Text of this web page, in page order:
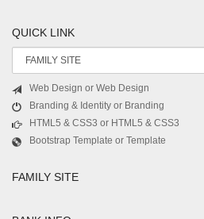
QUICK LINK
Web Design or Web Design
Branding & Identity or Branding
HTML5 & CSS3 or HTML5 & CSS3
Bootstrap Template or Template
FAMILY SITE